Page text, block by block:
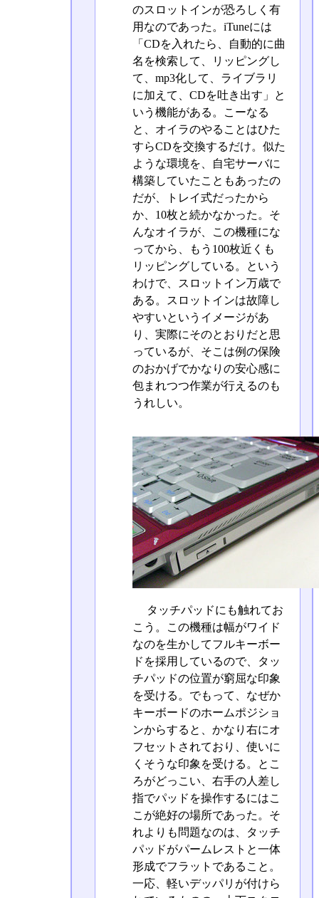
のスロットインが恐ろしく有
用なのであった。iTuneには
「CDを入れたら、自動的に曲
名を検索して、リッピングし
て、mp3化して、ライブラリ
に加えて、CDを吐き出す」と
いう機能がある。こーなる
と、オイラのやることはひた
すらCDを交換するだけ。似た
ような環境を、自宅サーバに
構築していたこともあったの
だが、トレイ式だったから
か、10枚と続かなかった。そ
んなオイラが、この機種にな
ってから、もう100枚近くも
リッピングしている。という
わけで、スロットイン万歳で
ある。スロットインは故障し
やすいというイメージがあ
り、実際にそのとおりだと思
っているが、そこは例の保険
のおかげでかなりの安心感に
包まれつつ作業が行えるのも
うれしい。
タッチパッドにも触れてお
こう。この機種は幅がワイド
なのを生かしてフルキーボー
ドを採用しているので、タッ
チパッドの位置が窮屈な印象
を受ける。でもって、なぜか
キーボードのホームポジショ
ンからすると、かなり右にオ
フセットされており、使いに
くそうな印象を受ける。とこ
ろがどっこい、右手の人差し
指でパッドを操作するにはこ
こが絶好の場所であった。そ
れよりも問題なのは、タッチ
パッドがパームレストと一体
形成でフラットであること。
一応、軽いデッパリが付けら